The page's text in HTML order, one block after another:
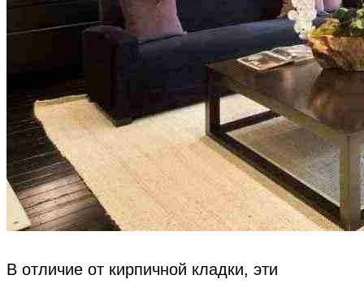
В отличие от кирпичной кладки, эти